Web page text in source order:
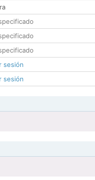
sesión
sesión